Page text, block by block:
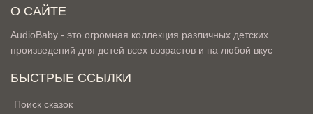
О САЙТЕ
AudioBaby - это огромная коллекция различных детских
произведений для детей всех возрастов и на любой вкус
БЫСТРЫЕ ССЫЛКИ
Поиск сказок